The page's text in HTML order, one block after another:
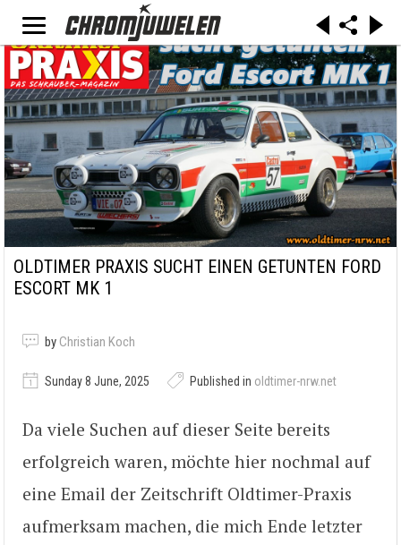
OLDTIMER PRAXIS SUCHT EINEN GETUNTEN FORD
ESCORT MK 1
by Christian Koch
Sunday 8 June, 2025 Published in oldtimer-nrw.net
Da viele Suchen auf dieser Seite bereits
erfolgreich waren, möchte hier nochmal auf
eine Email der Zeitschrift Oldtimer-Praxis
aufmerksam machen, die mich Ende letzter